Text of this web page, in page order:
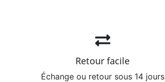
Retour facile
Échange ou retour sous 14 jours